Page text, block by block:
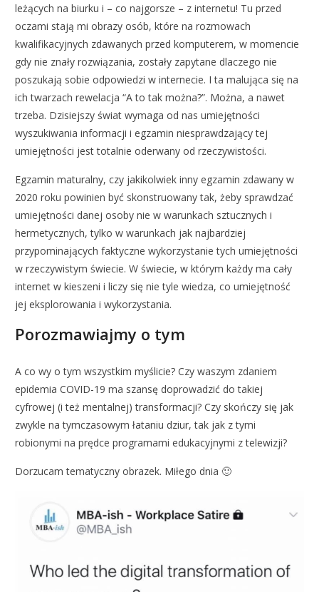
leżących na biurku i – co najgorsze – z internetu! Tu przed
oczami stają mi obrazy osób, które na rozmowach
kwalifikacyjnych zdawanych przed komputerem, w momencie
gdy nie znały rozwiązania, zostały zapytane dlaczego nie
poszukają sobie odpowiedzi w internecie. I ta malująca się na
ich twarzach rewelacja “A to tak można?”. Można, a nawet
trzeba. Dzisiejszy świat wymaga od nas umiejętności
wyszukiwania informacji i egzamin niesprawdzający tej
umiejętności jest totalnie oderwany od rzeczywistości.
Egzamin maturalny, czy jakikolwiek inny egzamin zdawany w
2020 roku powinien być skonstruowany tak, żeby sprawdzać
umiejętności danej osoby nie w warunkach sztucznych i
hermetycznych, tylko w warunkach jak najbardziej
przypominających faktyczne wykorzystanie tych umiejętności
w rzeczywistym świecie. W świecie, w którym każdy ma cały
internet w kieszeni i liczy się nie tyle wiedza, co umiejętność
jej eksplorowania i wykorzystania.
Porozmawiajmy o tym
A co wy o tym wszystkim myślicie? Czy waszym zdaniem
epidemia COVID-19 ma szansę doprowadzić do takiej
cyfrowej (i też mentalnej) transformacji? Czy skończy się jak
zwykle na tymczasowym łataniu dziur, tak jak z tymi
robionymi na prędce programami edukacyjnymi z telewizji?
Dorzucam tematyczny obrazek. Miłego dnia 🙂